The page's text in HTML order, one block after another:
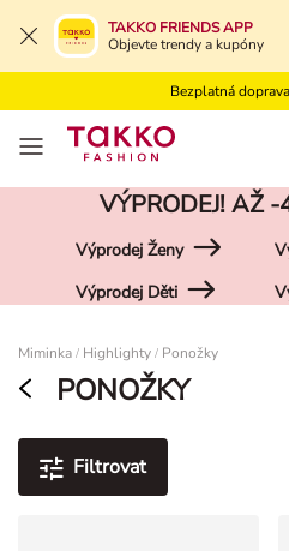
TAKKO FRIENDS APP
Objevte trendy a kupóny
Bezplatné vrácení na
Doprava zdarma do
Bezplatná
Bezplatné vrácení na
VÝPRODEJ! AŽ
Výprodej Ženy
Výprodej Děti
Miminka / Highlighty / Ponožky
PONOŽKY
Filtrovat